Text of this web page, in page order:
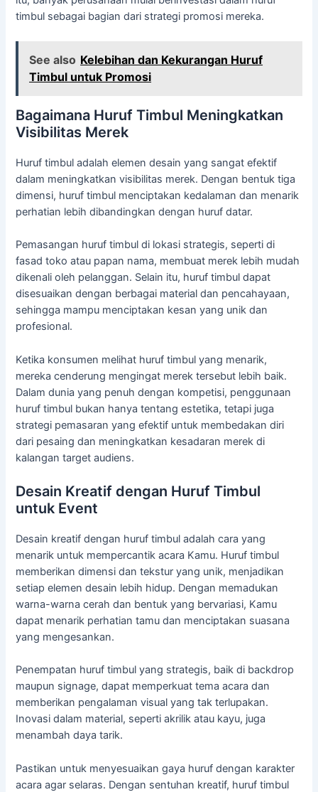
timbul sebagai bagian dari strategi promosi mereka.
See also Kelebihan dan Kekurangan Huruf
Timbul untuk Promosi
Bagaimana Huruf Timbul Meningkatkan
Visibilitas Merek
Huruf timbul adalah elemen desain yang sangat efektif
dalam meningkatkan visibilitas merek. Dengan bentuk tiga
dimensi, huruf timbul menciptakan kedalaman dan menarik
perhatian lebih dibandingkan dengan huruf datar.
Pemasangan huruf timbul di lokasi strategis, seperti di
fasad toko atau papan nama, membuat merek lebih mudah
dikenali oleh pelanggan. Selain itu, huruf timbul dapat
disesuaikan dengan berbagai material dan pencahayaan,
sehingga mampu menciptakan kesan yang unik dan
profesional.
Ketika konsumen melihat huruf timbul yang menarik,
mereka cenderung mengingat merek tersebut lebih baik.
Dalam dunia yang penuh dengan kompetisi, penggunaan
huruf timbul bukan hanya tentang estetika, tetapi juga
strategi pemasaran yang efektif untuk membedakan diri
dari pesaing dan meningkatkan kesadaran merek di
kalangan target audiens.
Desain Kreatif dengan Huruf Timbul
untuk Event
Desain kreatif dengan huruf timbul adalah cara yang
menarik untuk mempercantik acara Kamu. Huruf timbul
memberikan dimensi dan tekstur yang unik, menjadikan
setiap elemen desain lebih hidup. Dengan memadukan
warna-warna cerah dan bentuk yang bervariasi, Kamu
dapat menarik perhatian tamu dan menciptakan suasana
yang mengesankan.
Penempatan huruf timbul yang strategis, baik di backdrop
maupun signage, dapat memperkuat tema acara dan
memberikan pengalaman visual yang tak terlupakan.
Inovasi dalam material, seperti akrilik atau kayu, juga
menambah daya tarik.
Pastikan untuk menyesuaikan gaya huruf dengan karakter
acara agar selaras. Dengan sentuhan kreatif, huruf timbul